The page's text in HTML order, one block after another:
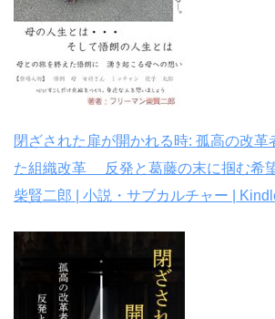
閉ざされた扉が開かれる時: 孤高の改革
た組織改革 反発と葛藤の末に掴む希
柴賢二郎 | 小説・サブカルチャー |